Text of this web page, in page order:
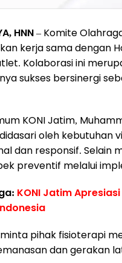
HNN– Komite
kerja sama dengan
Kolaborasi ini
sukses bersinergi
KONI Jatim,
oleh
dan responsif. Selain
preventif melalui
KONI Jatim
pihak fisioterapi
dan gerakan